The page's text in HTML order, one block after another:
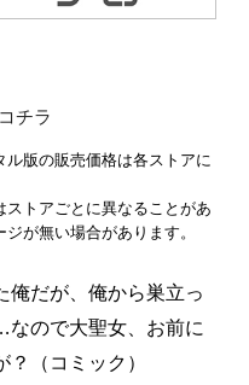
チラ
版の販売価格は各ストアに
トアごとに異なることがあ
が無い場合があります。
俺だが、俺から巣立っ
ので大聖女、お前に
（コミック）